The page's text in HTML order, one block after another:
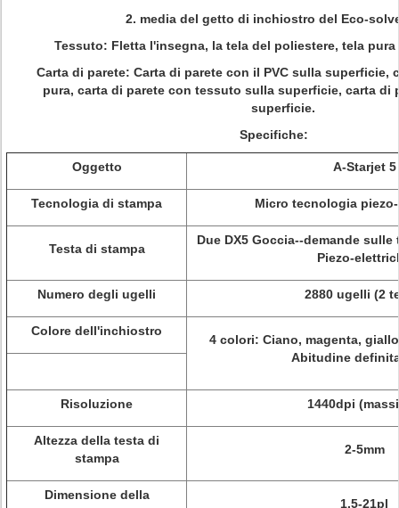
2. media del getto di inchiostro del Eco-
Tessuto: Fletta l'insegna, la tela del poliestere, tela
Carta di parete: Carta di parete con il PVC sulla superficie,
pura, carta di parete con tessuto sulla superficie, carta di
superficie.
Specifiche:
Oggetto A-Starjet 5
Tecnologia di stampa Micro tecnologia
Testa di stampa
Due DX5 Goccia--demande
Piezo-
Numero degli ugelli 2880 ugelli (2
Colore dell'inchiostro
4 colori: Ciano, magenta,
Abitudine
Risoluzione 1440dpi
Altezza della testa di
stampa
2-5mm
Dimensione della
1.5-21pl